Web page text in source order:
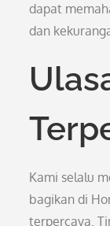
dapat
dan
Kami selalu
bagikan di
terpercaya.